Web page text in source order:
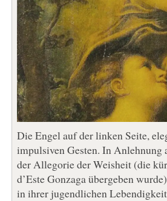
Die Engel auf der linken Seite,
impulsiven Gesten. In Anlehnung
der Allegorie der Weisheit (die
d’Este Gonzaga übergeben
in ihrer jugendlichen